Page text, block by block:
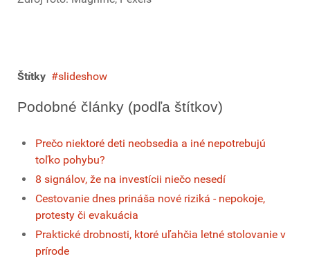
Štítky slideshow
Podobné články (podľa štítkov)
Prečo niektoré deti neobsedia a iné nepotrebujú
toľko pohybu?
8 signálov, že na investícii niečo nesedí
Cestovanie dnes prináša nové riziká - nepokoje,
protesty či evakuácia
Praktické drobnosti, ktoré uľahčia letné stolovanie v
prírode